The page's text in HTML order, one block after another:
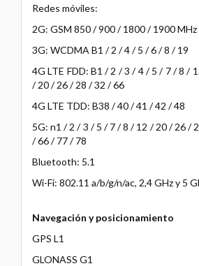
Redes móviles:
2G: GSM 850 / 900 / 1800 / 1900 MHz
3G: WCDMA B1 / 2 / 4 / 5 / 6 / 8 / 19
4G LTE FDD: B1 / 2 / 3 / 4 / 5 / 7 / 8 /
/ 20 / 26 / 28 / 32 / 66
4G LTE TDD: B38 / 40 / 41 / 42 / 48
5G: n1 / 2 / 3 / 5 / 7 / 8 / 12 / 20 / 26 /
/ 66 / 77 / 78
Bluetooth: 5.1
Wi-Fi: 802.11 a/b/g/n/ac, 2,4 GHz y 5
Navegación y posicionamiento
GPS L1
GLONASS G1